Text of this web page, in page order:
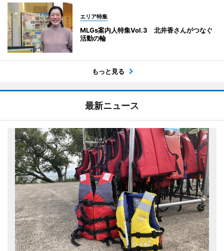
エリア特集
MLGs案内人特集Vol.3 北井香さんがつなぐ
活動の輪
もっと見る
最新ニュース